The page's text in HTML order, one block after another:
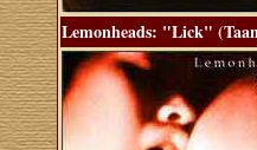
Lemonheads: "Lick"